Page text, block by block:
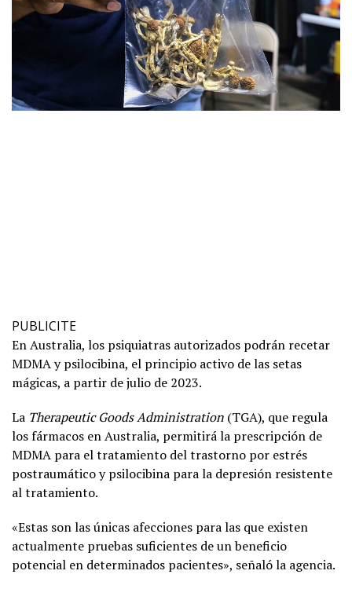
PUBLICITE
En Australia, los psiquiatras autorizados podrán recetar
MDMA y psilocibina, el principio activo de las setas
mágicas, a partir de julio de 2023.
La Therapeutic Goods Administration (TGA), que regula
los fármacos en Australia, permitirá la prescripción de
MDMA para el tratamiento del trastorno por estrés
postraumático y psilocibina para la depresión resistente
al tratamiento.
«Estas son las únicas afecciones para las que existen
actualmente pruebas suficientes de un beneficio
potencial en determinados pacientes», señaló la agencia.